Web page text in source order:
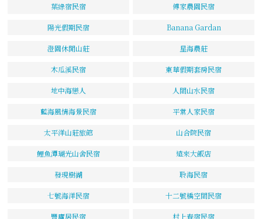
葉綠宿民宿 傅家農園民宿
陽光假期民宿 Banana Gardan
澄園休閒山莊 星海農莊
木瓜溪民宿 東華假期套房民宿
地中海戀人 人間山水民宿
藍海風情海景民宿 平常人家民宿
太平洋山莊旅館 山合院民宿
鯉魚潭瑚光山舍民宿 遠來大飯店
發現樹湖 聆海民宿
七號海洋民宿 十二號橋空間民宿
豐廬居民宿 村上春宿民宿